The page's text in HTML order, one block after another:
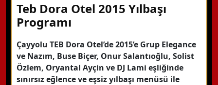
Teb Dora Otel 2015 Yılbaşı
Programı
Çayyolu TEB Dora Otel’de 2015’e Grup Elegance
ve Nazım, Buse Biçer, Onur Salantıoğlu, Solist
Özlem, Oryantal Ayçin ve DJ Lami eşliğinde
sınırsız eğlence ve eşsiz yılbaşı menüsü ile